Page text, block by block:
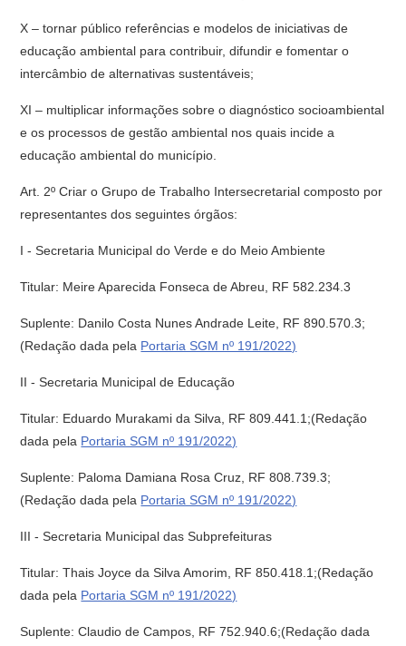
X – tornar público referências e modelos de iniciativas de
educação ambiental para contribuir, difundir e fomentar o
intercâmbio de alternativas sustentáveis;
XI – multiplicar informações sobre o diagnóstico socioambiental
e os processos de gestão ambiental nos quais incide a
educação ambiental do município.
Art. 2º Criar o Grupo de Trabalho Intersecretarial composto por
representantes dos seguintes órgãos:
I - Secretaria Municipal do Verde e do Meio Ambiente
Titular: Meire Aparecida Fonseca de Abreu, RF 582.234.3
Suplente: Danilo Costa Nunes Andrade Leite, RF 890.570.3;
(Redação dada pela Portaria SGM nº 191/2022)
II - Secretaria Municipal de Educação
Titular: Eduardo Murakami da Silva, RF 809.441.1;(Redação
dada pela Portaria SGM nº 191/2022)
Suplente: Paloma Damiana Rosa Cruz, RF 808.739.3;
(Redação dada pela Portaria SGM nº 191/2022)
III - Secretaria Municipal das Subprefeituras
Titular: Thais Joyce da Silva Amorim, RF 850.418.1;(Redação
dada pela Portaria SGM nº 191/2022)
Suplente: Claudio de Campos, RF 752.940.6;(Redação dada